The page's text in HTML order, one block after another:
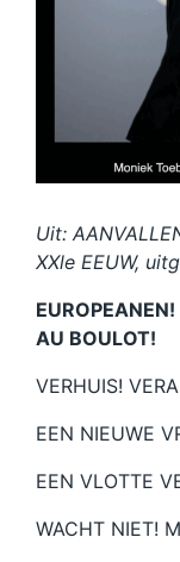
Uit:
XXle EEUW,
EUROPEANEN!
AU BOULOT!
VERHUIS!
EEN NIEUWE
EEN VLOTTE
WACHT NIET!